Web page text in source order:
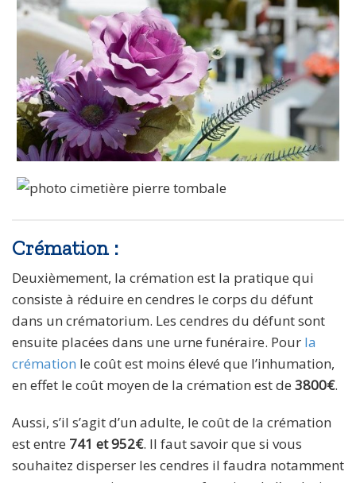
Crémation :
Deuxièmement, la crémation est la pratique qui
consiste à réduire en cendres le corps du défunt
dans un crématorium. Les cendres du défunt sont
ensuite placées dans une urne funéraire. Pour la
crémation le coût est moins élevé que l’inhumation,
en effet le coût moyen de la crémation est de 3800€.
Aussi, s’il s’agit d’un adulte, le coût de la crémation
est entre 741 et 952€. Il faut savoir que si vous
souhaitez disperser les cendres il faudra notamment